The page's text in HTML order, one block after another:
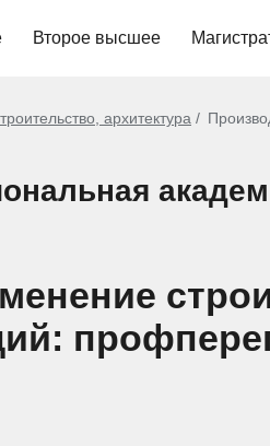
Второе высшее
архитектура